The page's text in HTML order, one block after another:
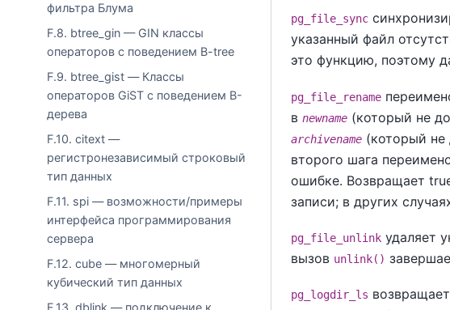
фильтра Блума
F.8. btree_gin — GIN классы
операторов с поведением B-tree
F.9. btree_gist — Классы
операторов GiST с поведением B-
дерева
F.10. citext —
регистронезависимый строковый
тип данных
F.11. spi — возможности/примеры
интерфейса программирования
сервера
F.12. cube — многомерный
кубический тип данных
F.13. dblink — подключение к
pg_file_sync
указанный файл
это функцию, поэтому
pg_file_rename
в newname (который не
archivename (который не
второго шага
ошибке. Возвращает
записи; в других
pg_file_unlink удаляет
вызов unlink()
pg_logdir_ls